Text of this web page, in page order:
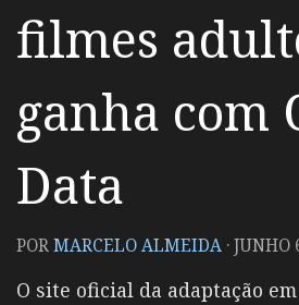
filmes
ganha com
Data
PORMARCELO ALMEIDA ·JUNHO
O site oficial da adaptação